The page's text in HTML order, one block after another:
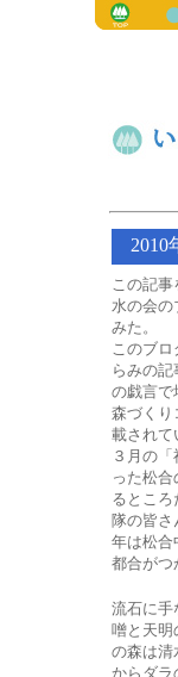
2010
この記
水の会の
みた。
このブ
らみの
の戯言で
森づくり
載されて
３月の
った松
るところ
隊の皆さ
年は松合
都合がつ
流石に手
噌と天明
の森は清
からダラ